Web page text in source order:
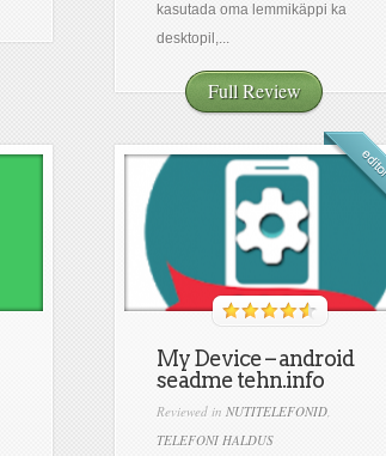
kasutada oma lemmikäppi ka
desktopil,...
Full Review
My Device – android
seadme tehn.info
Reviewed in NUTITELEFONID,
TELEFONI HALDUS